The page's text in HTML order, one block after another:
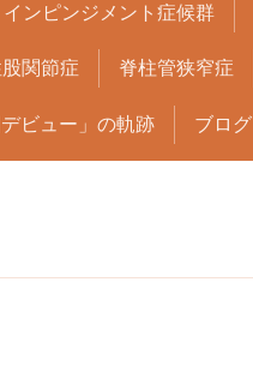
インピンジメント症候群
関節症 脊柱管狭窄症
ビュー」の軌跡 ブログ